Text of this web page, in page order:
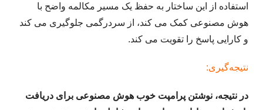
استفاده از این ساختار به حفظ یک مسیر مکالمه واضح با
هوش مصنوعی کمک می کند، از سردرگمی جلوگیری می کند
و کارایی پاسخ را تقویت می کند.
نتیجه‌گیری:
در نتیجه، نوشتن پرامپت خوب هوش مصنوعی برای دریافت